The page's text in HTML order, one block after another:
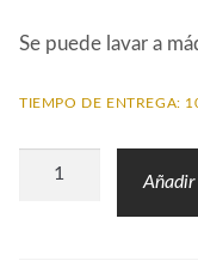
Se puede lavar a
TIEMPO DE ENTREGA: